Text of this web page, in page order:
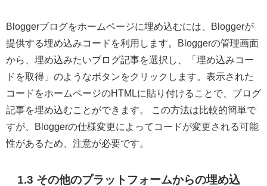
Bloggerブログをホームページに埋め込むには、Bloggerが
提供する埋め込みコードを利用します。Bloggerの管理画面
から、埋め込みたいブログ記事を選択し、「埋め込みコー
ドを取得」のようなボタンをクリックします。表示された
コードをホームページのHTMLに貼り付けることで、ブログ
記事を埋め込むことができます。 この方法は比較的簡単で
すが、Bloggerの仕様変更によってコードが変更される可能
性があるため、注意が必要です。
1.3 その他のプラットフォームからの埋め込